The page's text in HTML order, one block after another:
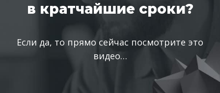
в кратчайшие сроки?
Если да, то прямо сейчас посмотрите это
видео…